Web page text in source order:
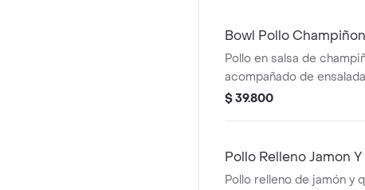
Bowl Pollo
Pollo en salsa de
acompañado de
casa, arroz a tu elección,
$ 39.800
Pollo Relleno Jamon
Pollo relleno de jamón y